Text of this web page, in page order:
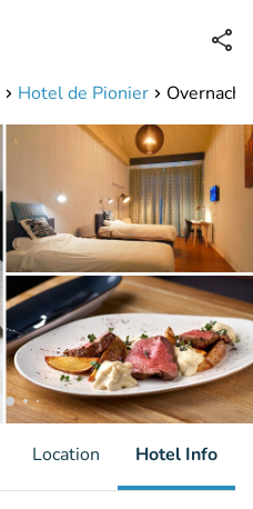
Available until 23:00
Hotel de Pionier
Location Hotel Info